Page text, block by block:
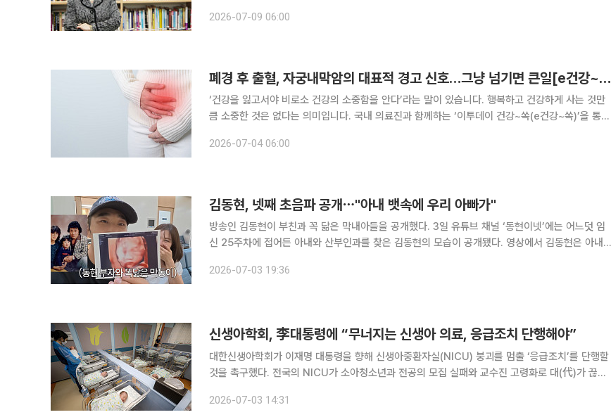
한 학생의 경험담을 통해 처음으로 접했다. 당시 28살이었던 딸에게
2026-07-09 06:00
폐경 후 출혈, 자궁내막암의 대표적 경고 신호…그냥 넘기면 큰일[e건강~쏙]
‘건강을 잃고서야 비로소 건강의 소중함을 안다’라는 말이 있습니다. 행복하고 건강하게 사는 것만
큼 소중한 것은 없다는 의미입니다. 국내 의료진과 함께하는 ‘이투데이 건강~쏙(e건강~쏙)’을 통해
이가 들어 그런가 보다’ 하고 넘기기 쉽다. 하지만 폐경 이후
2026-07-04 06:00
김동현, 넷째 초음파 공개⋯"아내 뱃속에 우리 아빠가"
방송인 김동현이 부친과 꼭 닮은 막내아들을 공개했다. 3일 유튜브 채널 ‘동현이넷’에는 어느덧 임
신 25주차에 접어든 아내와 산부인과를 찾은 김동현의 모습이 공개됐다. 영상에서 김동현은 아내
2026-07-03 19:36
신생아학회, 李대통령에 “무너지는 신생아 의료, 응급조치 단행해야”
대한신생아학회가 이재명 대통령을 향해 신생아중환자실(NICU) 붕괴를 멈출 ‘응급조치’를 단행할
것을 촉구했다. 전국의 NICU가 소아청소년과 전공의 모집 실패와 교수진 고령화로 대(代)가 끊길
국의 신생아중환자실(NICU)이 마지막 한계에 도달했다”라며
2026-07-03 14:31